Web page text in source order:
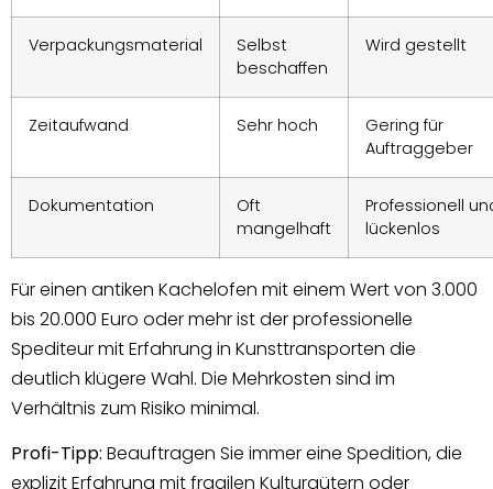
Verpackungsmaterial
Selbst
beschaffen
Wird gestellt
Zeitaufwand Sehr hoch
Gering für
Auftraggeber
Dokumentation
Oft
mangelhaft
Professionell
lückenlos
Für einen antiken Kachelofen mit einem Wert von 3.000
bis 20.000 Euro oder mehr ist der professionelle
Spediteur mit Erfahrung in Kunsttransporten die
deutlich klügere Wahl. Die Mehrkosten sind im
Verhältnis zum Risiko minimal.
Profi-Tipp: Beauftragen Sie immer eine Spedition, die
explizit Erfahrung mit fragilen Kulturgütern oder